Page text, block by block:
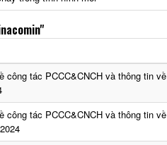
công tác PCCC&CNCH và thông tin về
công tác PCCC&CNCH và thông tin về